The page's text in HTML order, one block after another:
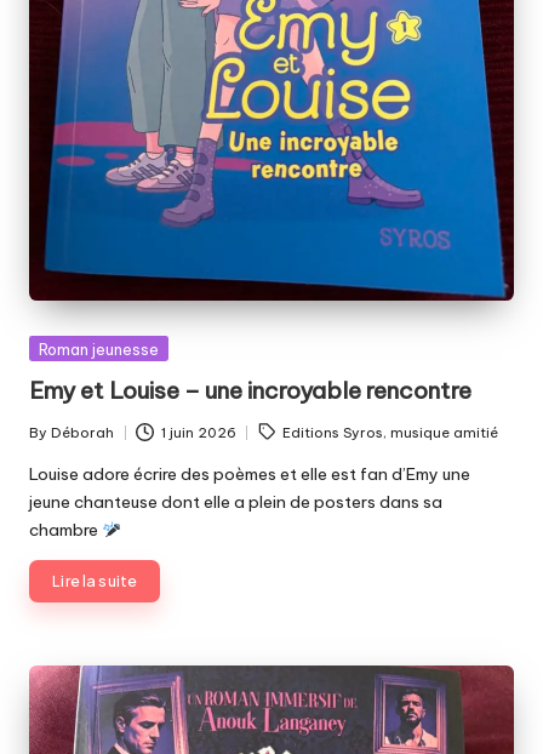
Posted
Roman jeunesse
Emy et Louise – une incroyable rencontre
Posted
by
By Déborah 1 juin 2026
Tags: Editions Syros,musique amitié
Louise adore écrire des poèmes et elle est fan d’Emy une
jeune chanteuse dont elle a plein de posters dans sa
chambre
Lire la suite